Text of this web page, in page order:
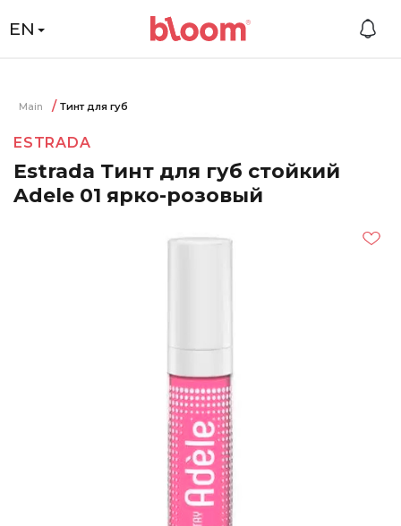
EN
Main Тинт для губ
ESTRADA
Estrada Тинт для губ стойкий
Adele 01 ярко-розовый